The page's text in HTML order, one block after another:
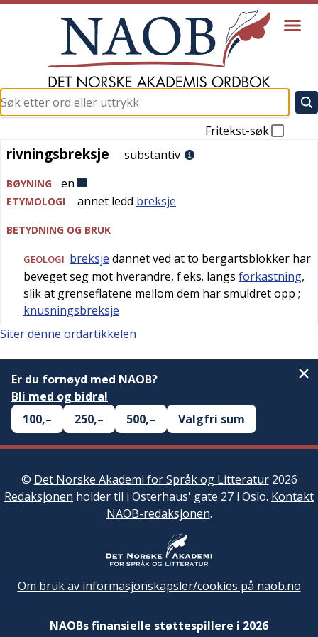
Fritekst-søk
rivningsbreksje
rivningsbreksje substantiv
BØYNING en
ETYMOLOGI annet ledd breksje
BETYDNING OG BRUK
GEOLOGI breksje dannet ved at to bergartsblokker har
beveget seg mot hverandre, f.eks. langs forkastning,
slik at grenseflatene mellom dem har smuldret opp ;
knusningsbreksje
Siter denne ordartikkelen
Er du fornøyd med NAOB?
Bli med og bidra!
100,–
250,– 500,– Valgfri sum
© Det Norske Akademi for Språk og Litteratur2026
Redaksjonen holder til i Osterhaus' gate 27 i Oslo. Kontakt
NAOB-redaksjonen.
Om bruk av informasjonskapsler/cookies på naob.no
NAOBs finansielle støttespillere i 2026